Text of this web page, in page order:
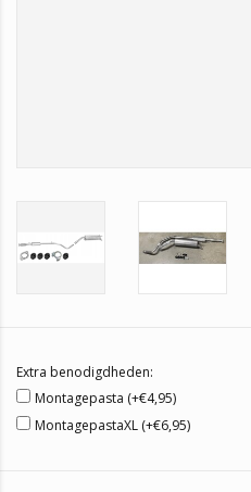
Extra benodigdheden:
Montagepasta (+€4,95)
MontagepastaXL (+€6,95)